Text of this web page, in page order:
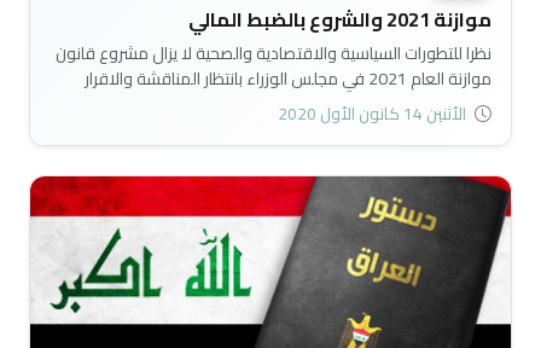
موازنة 2021 والشروع بالضبط المالي
نظرا للتطورات السياسية والاقتصادية والصحية لا يزال مشروع قانون
موازنة العام 2021 في مجلس الوزراء بانتظار المناقشة والاقرار
نتيجة لوعود حكومية بتضمين حزمة عريضة من الاصلاحات المالية
تضمن التعايش مع الهبوط الحاد في الايرادات النفطية عبر تعظيم
الايرادات غير النفطية وضبط وترشيد النفقات العامة..
الأثنين 14 كانون الأول 2020